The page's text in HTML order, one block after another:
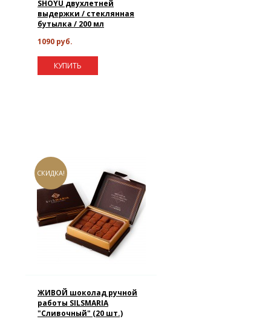
SHOYU двухлетней
выдержки / стеклянная
бутылка / 200 мл
1090 руб.
КУПИТЬ
СКИДКА!
ЖИВОЙ шоколад ручной
работы SILSMARIA
"Сливочный" (20 шт.)